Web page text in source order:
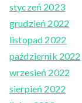
styczeń 2023
grudzień 2022
listopad 2022
październik 2022
wrzesień 2022
sierpień 2022